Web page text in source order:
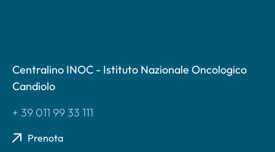
Centralino INOC - Istituto Nazionale Oncologico
Candiolo
+ 39 011 99 33 111
Prenota